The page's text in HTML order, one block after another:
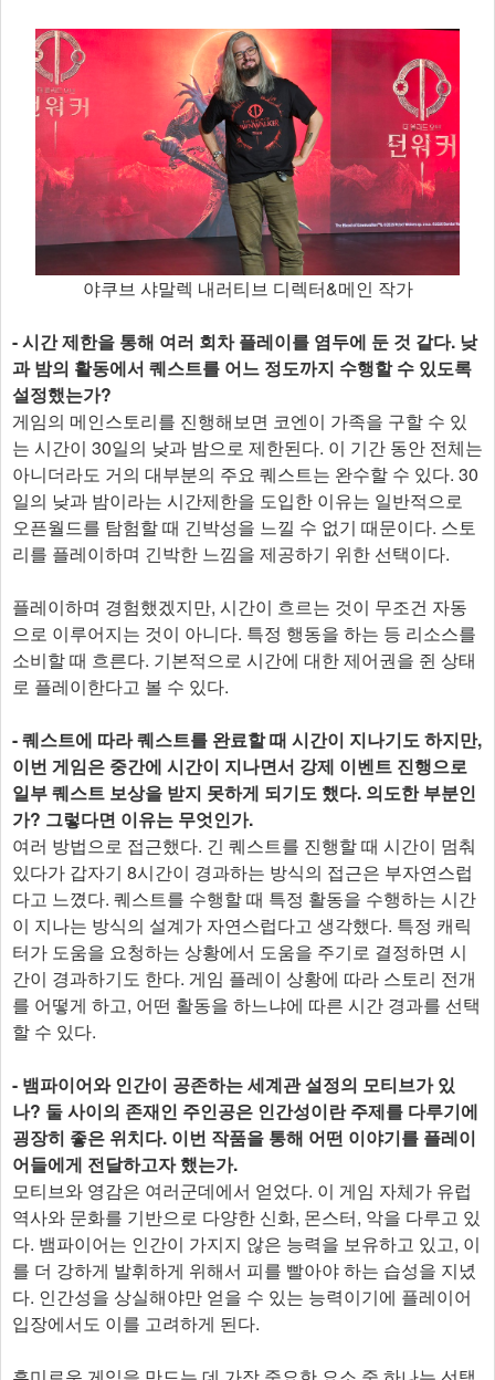
야쿠브 샤말렉 내러티브 디렉터&메인 작가
- 시간 제한을 통해 여러 회차 플레이를 염두에 둔 것 같다. 낮
과 밤의 활동에서 퀘스트를 어느 정도까지 수행할 수 있도록
설정했는가?
게임의 메인스토리를 진행해보면 코엔이 가족을 구할 수 있
는 시간이 30일의 낮과 밤으로 제한된다. 이 기간 동안 전체는
아니더라도 거의 대부분의 주요 퀘스트는 완수할 수 있다. 30
일의 낮과 밤이라는 시간제한을 도입한 이유는 일반적으로
오픈월드를 탐험할 때 긴박성을 느낄 수 없기 때문이다. 스토
리를 플레이하며 긴박한 느낌을 제공하기 위한 선택이다.
플레이하며 경험했겠지만, 시간이 흐르는 것이 무조건 자동
으로 이루어지는 것이 아니다. 특정 행동을 하는 등 리소스를
소비할 때 흐른다. 기본적으로 시간에 대한 제어권을 쥔 상태
로 플레이한다고 볼 수 있다.
- 퀘스트에 따라 퀘스트를 완료할 때 시간이 지나기도 하지만,
이번 게임은 중간에 시간이 지나면서 강제 이벤트 진행으로
일부 퀘스트 보상을 받지 못하게 되기도 했다. 의도한 부분인
가? 그렇다면 이유는 무엇인가.
여러 방법으로 접근했다. 긴 퀘스트를 진행할 때 시간이 멈춰
있다가 갑자기 8시간이 경과하는 방식의 접근은 부자연스럽
다고 느꼈다. 퀘스트를 수행할 때 특정 활동을 수행하는 시간
이 지나는 방식의 설계가 자연스럽다고 생각했다. 특정 캐릭
터가 도움을 요청하는 상황에서 도움을 주기로 결정하면 시
간이 경과하기도 한다. 게임 플레이 상황에 따라 스토리 전개
를 어떻게 하고, 어떤 활동을 하느냐에 따른 시간 경과를 선택
할 수 있다.
- 뱀파이어와 인간이 공존하는 세계관 설정의 모티브가 있
나? 둘 사이의 존재인 주인공은 인간성이란 주제를 다루기에
굉장히 좋은 위치다. 이번 작품을 통해 어떤 이야기를 플레이
어들에게 전달하고자 했는가.
모티브와 영감은 여러군데에서 얻었다. 이 게임 자체가 유럽
역사와 문화를 기반으로 다양한 신화, 몬스터, 악을 다루고 있
다. 뱀파이어는 인간이 가지지 않은 능력을 보유하고 있고, 이
를 더 강하게 발휘하게 위해서 피를 빨아야 하는 습성을 지녔
다. 인간성을 상실해야만 얻을 수 있는 능력이기에 플레이어
입장에서도 이를 고려하게 된다.